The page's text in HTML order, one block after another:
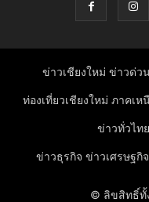
ข่าวเชียงใหม่ ข่าวด่ว
ท่องเที่ยวเชียงใหม่ ภาคเห
ข่าวทั่วไทย
ข่าวธุรกิจ ข่าวเศรษฐกิ
© ลิขสิทธิ์ทั้